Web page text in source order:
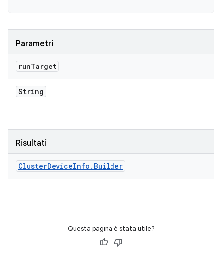
Parametri
runTarget
String
Risultati
ClusterDeviceInfo . Builder
Questa pagina è stata utile?